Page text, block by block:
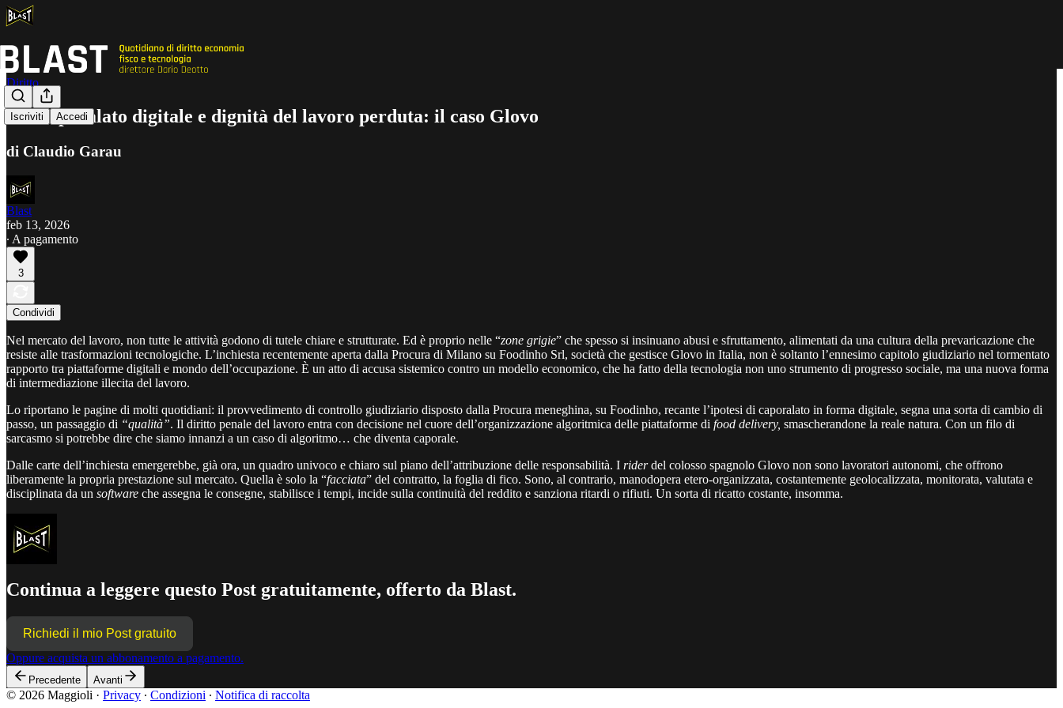
Iscriviti Accedi
Diritto
Tra caporalato digitale e dignità del lavoro perduta: il caso Glovo
di Claudio Garau
Blast
feb 13, 2026
∙ A pagamento
3
Condividi
Nel mercato del lavoro, non tutte le attività godono di tutele chiare e strutturate. Ed è proprio nelle “zone grigie” che spesso si insinuano abusi e sfruttamento, alimentati da una cultura della prevaricazione che
resiste alle trasformazioni tecnologiche. L’inchiesta recentemente aperta dalla Procura di Milano su Foodinho Srl, società che gestisce Glovo in Italia, non è soltanto l’ennesimo capitolo giudiziario nel tormentato
rapporto tra piattaforme digitali e mondo dell’occupazione. È un atto di accusa sistemico contro un modello economico, che ha fatto della tecnologia non uno strumento di progresso sociale, ma una nuova forma
di intermediazione illecita del lavoro.
Lo riportano le pagine di molti quotidiani: il provvedimento di controllo giudiziario disposto dalla Procura meneghina, su Foodinho, recante l’ipotesi di caporalato in forma digitale, segna una sorta di cambio di
passo, un passaggio di “qualità”. Il diritto penale del lavoro entra con decisione nel cuore dell’organizzazione algoritmica delle piattaforme di food delivery, smascherandone la reale natura. Con un filo di
sarcasmo si potrebbe dire che siamo innanzi a un caso di algoritmo… che diventa caporale.
Dalle carte dell’inchiesta emergerebbe, già ora, un quadro univoco e chiaro sul piano dell’attribuzione delle responsabilità. I riderdel colosso spagnolo Glovo non sono lavoratori autonomi, che offrono
liberamente la propria prestazione sul mercato. Quella è solo la “facciata” del contratto, la foglia di fico. Sono, al contrario, manodopera etero-organizzata, costantemente geolocalizzata, monitorata, valutata e
disciplinata da un software che assegna le consegne, stabilisce i tempi, incide sulla continuità del reddito e sanziona ritardi o rifiuti. Un sorta di ricatto costante, insomma.
Continua a leggere questo Post gratuitamente, offerto da Blast.
Richiedi il mio Post gratuito
Oppure acquista un abbonamento a pagamento.
Precedente Avanti
© 2026 Maggioli · Privacy ∙ Condizioni ∙ Notifica di raccolta